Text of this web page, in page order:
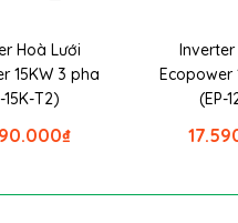
Hoà Lưới
15KW 3 pha
15K-T2)
₫
Inverter
Ecopower
(EP-